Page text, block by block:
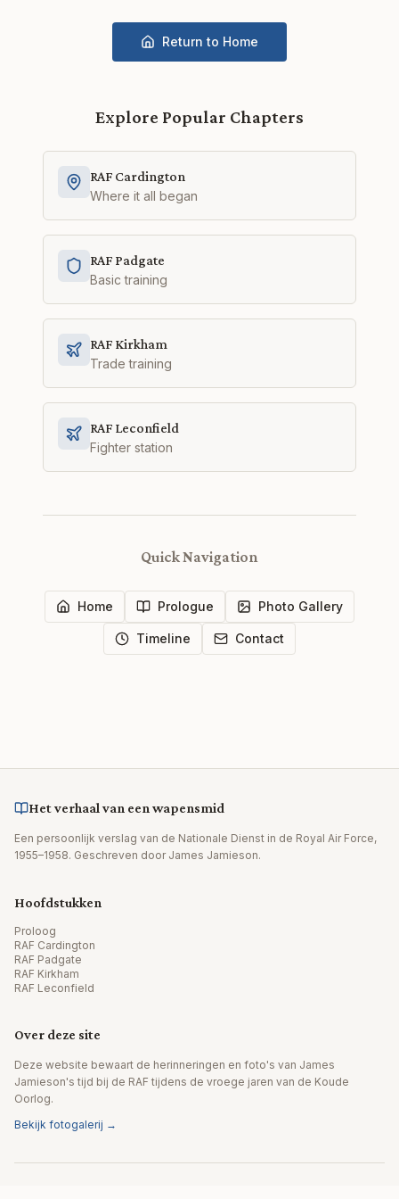
Return to Home
Explore Popular Chapters
RAF Cardington
Where it all began
RAF Padgate
Basic training
RAF Kirkham
Trade training
RAF Leconfield
Fighter station
Quick Navigation
Home Prologue Photo Gallery
Timeline Contact
Het verhaal van een wapensmid
Een persoonlijk verslag van de Nationale Dienst in de Royal Air Force,
1955–1958. Geschreven door James Jamieson.
Hoofdstukken
Proloog
RAF Cardington
RAF Padgate
RAF Kirkham
RAF Leconfield
Over deze site
Deze website bewaart de herinneringen en foto's van James
Jamieson's tijd bij de RAF tijdens de vroege jaren van de Koude
Oorlog.
Bekijk fotogalerij →